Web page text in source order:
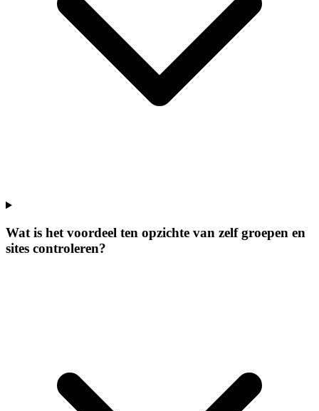
Wat is het voordeel ten opzichte van zelf groepen en
sites controleren?